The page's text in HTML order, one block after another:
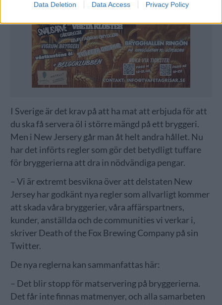
Data Deletion Data Access Privacy Policy
I Sverige är det krav på att ha mat att erbjuda för att
du ska få servera öl i större mängd på ett bryggeri.
Men i New Jersery går man åt helt andra hållet. Nu
har det införts regler som gör det betydligt tuffare
för bryggerierna att dra in nödvändiga pengar.
– Vi är extremt besvikna över att delstaten New
Jersey har godkänt nya regler som allvarligt kommer
att skada våra bryggerier, våra affärspartners,
kunder, anställda och de communities vi verkar i,
skriver Death of the Fox Brewing Company på sin
Twitter.
De nya reglerna kan sammanfattas här:
– Det blir stopp för matservering på bryggerierna.
Det får inte finnas matmenyer, och alla samarbeten